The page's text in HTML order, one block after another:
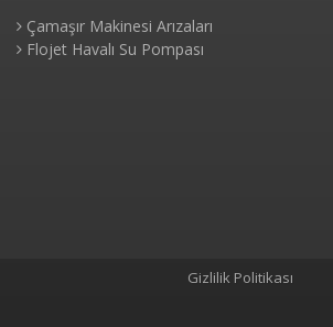
Çamaşır Makinesi Arızaları
Flojet Havalı Su Pompası
Gizlilik Politikası